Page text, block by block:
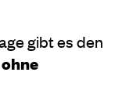
gibt es den
ohne